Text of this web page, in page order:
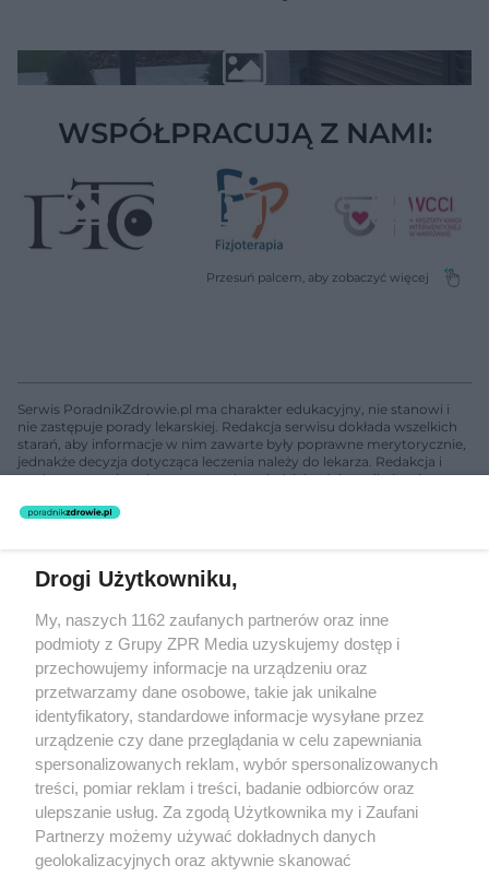
WSPÓŁPRACUJĄ Z NAMI:
Serwis PoradnikZdrowie.pl ma charakter edukacyjny, nie stanowi i
nie zastępuje porady lekarskiej. Redakcja serwisu dokłada wszelkich
starań, aby informacje w nim zawarte były poprawne merytorycznie,
jednakże decyzja dotycząca leczenia należy do lekarza. Redakcja i
wydawca serwisu nie ponoszą odpowiedzialności wynikającej z
nie prowadzi działalności leczniczej polegającej na udzielaniu
Żaden utwór zamieszczony w serwisie nie może być powielany i
rozpowszechniany lub dalej rozpowszechniany w jakikolwiek sposób
(w tym także elektroniczny lub mechaniczny) na jakimkolwiek polu
eksploatacji w jakiejkolwiek formie, włącznie z umieszczaniem w
Internecie bez pisemnej zgody właściciela praw. Jakiekolwiek użycie
lub wykorzystanie utworów w całości lub w części z naruszeniem
prawa, tzn. bez właściwej zgody, jest zabronione pod groźbą kary i
może być ścigane prawnie.
Drogi Użytkowniku,
My, naszych 1162 zaufanych partnerów oraz inne
podmioty z Grupy ZPR Media uzyskujemy dostęp i
przechowujemy informacje na urządzeniu oraz
przetwarzamy dane osobowe, takie jak unikalne
identyfikatory, standardowe informacje wysyłane przez
urządzenie czy dane przeglądania w celu zapewniania
spersonalizowanych reklam, wybór spersonalizowanych
treści, pomiar reklam i treści, badanie odbiorców oraz
ulepszanie usług. Za zgodą Użytkownika my i Zaufani
Partnerzy możemy używać dokładnych danych
geolokalizacyjnych oraz aktywnie skanować